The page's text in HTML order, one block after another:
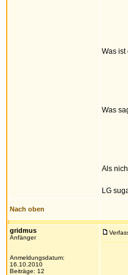
Was ist
Was
Als
LG
Nach oben
gridmus
Anfänger
Anmeldungsdatum:
16.10.2010
Beiträge: 12